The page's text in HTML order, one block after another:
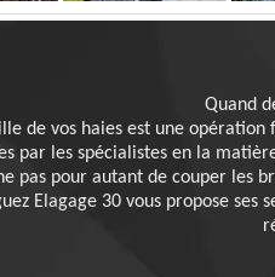
Quand
de vos haies est une
par les spécialistes en la
pas pour autant de couper les
Elagage 30 vous propose